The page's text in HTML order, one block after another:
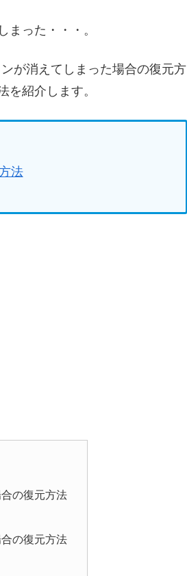
った・・・。
が消えてしまった場合の復元方
紹介します。
法
の復元方法
の復元方法